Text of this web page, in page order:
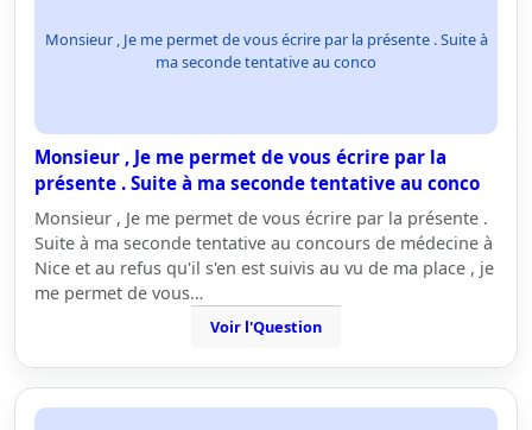
Monsieur , Je me permet de vous écrire par la présente . Suite à
ma seconde tentative au conco
Monsieur , Je me permet de vous écrire par la
présente . Suite à ma seconde tentative au conco
Monsieur , Je me permet de vous écrire par la présente .
Suite à ma seconde tentative au concours de médecine à
Nice et au refus qu'il s'en est suivis au vu de ma place , je
me permet de vous…
Voir l'Question